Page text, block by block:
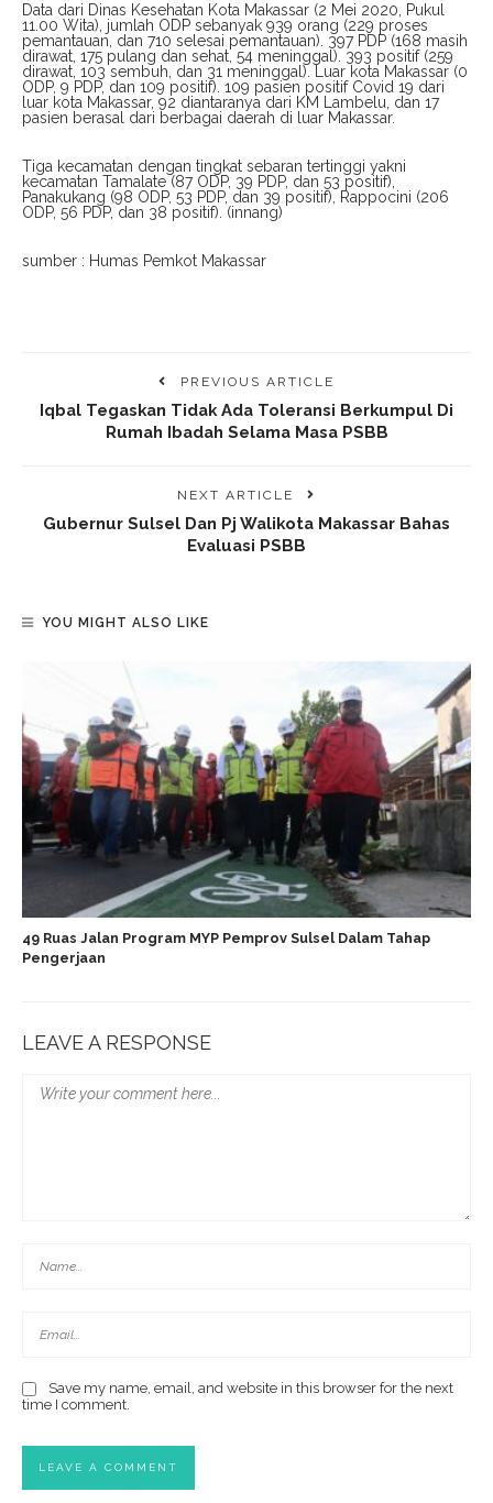
Data dari Dinas Kesehatan Kota Makassar (2 Mei 2020, Pukul
11.00 Wita), jumlah ODP sebanyak 939 orang (229 proses
pemantauan, dan 710 selesai pemantauan). 397 PDP (168 masih
dirawat, 175 pulang dan sehat, 54 meninggal). 393 positif (259
dirawat, 103 sembuh, dan 31 meninggal). Luar kota Makassar (0
ODP, 9 PDP, dan 109 positif). 109 pasien positif Covid 19 dari
luar kota Makassar, 92 diantaranya dari KM Lambelu, dan 17
pasien berasal dari berbagai daerah di luar Makassar.
Tiga kecamatan dengan tingkat sebaran tertinggi yakni
kecamatan Tamalate (87 ODP, 39 PDP, dan 53 positif),
Panakukang (98 ODP, 53 PDP, dan 39 positif), Rappocini (206
ODP, 56 PDP, dan 38 positif). (innang)
sumber : Humas Pemkot Makassar
PREVIOUS ARTICLE
Iqbal Tegaskan Tidak Ada Toleransi Berkumpul Di
Rumah Ibadah Selama Masa PSBB
NEXT ARTICLE
Gubernur Sulsel Dan Pj Walikota Makassar Bahas
Evaluasi PSBB
YOU MIGHT ALSO LIKE
49 Ruas Jalan Program MYP Pemprov Sulsel Dalam Tahap
Pengerjaan
LEAVE A RESPONSE
Save my name, email, and website in this browser for the next
time I comment.